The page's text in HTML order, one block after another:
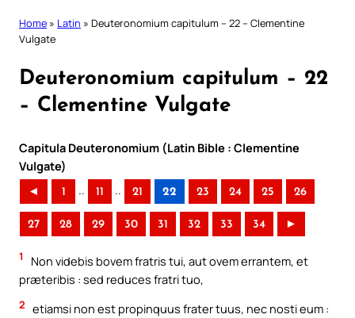
Home » Latin » Deuteronomium capitulum – 22 – Clementine
Vulgate
Deuteronomium capitulum – 22
– Clementine Vulgate
Capitula Deuteronomium (Latin Bible : Clementine
Vulgate)
◄ 1 .. 11 .. 21 22 23 24 25 26
27 28 29 30 31 32 33 34 ►
1
Non videbis bovem fratris tui, aut ovem errantem, et
præteribis : sed reduces fratri tuo,
2 etiamsi non est propinquus frater tuus, nec nosti eum :